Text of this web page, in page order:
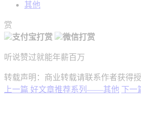
其他
赏
支付宝打赏
微信打赏
听说赞过就能年薪百万
转载声明：商业转载请联系作者获得
上一篇 好文章推荐系列——其他 下一